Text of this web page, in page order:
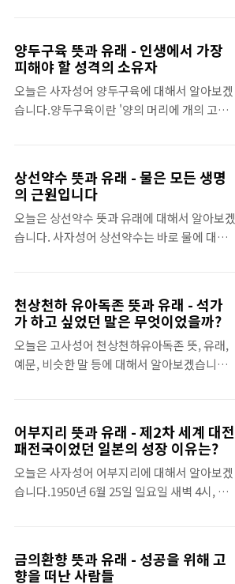
까요? [목차여기] 맹모삼천지교 뜻 맹모삼천지
교 뜻과 한자 풀이를 더욱 자세하게 알고 싶다
면, 네이버 한자사전에서 음, 한자, 단어, 뜻풀
이, 부수 등을 참고할 수 있습니다. 아래 버튼을
눌러 바로 확인하세요. 한자사전 맹모..
생각합니다. 살다보면 주위에 상식적이지 않
은 사람들을 심심치 않게 경험할 수 있습니다.
일반적인 사람이라면 당연하게 생각해야 하는
것들, 또는 당연하게 행동해야 하는 것들을 하
이 상대방의 어깨와 부딪쳤다면 먼저 사과하는
게 상식입니다. 가끔 사람들은 "내가 일부러 부
딪친 것도 아닌데 좀 이해해주면 안돼?" 라며
도리어 이해심이 없다고 화를 내는데 저는 이
런 분들에게 꼭 역지사지를 해보시라고 말하고
양두구육 뜻과 유래 - 인생에서 가장
피해야 할 성격의 소유자
오늘은 사자성어 양두구육에 대해서 알아보겠
습니다.양두구육이란 '양의 머리에 개의 고
을 쓴 늑대'라는 말과 결을 함께 하는 사자성어
입니다. 겉으로는 웃고 있지만 속은 알 수 없는
사람이나 감언이설로 대중에게 선택을 받지만
실속은 전혀 없는 사람을 일컬어 바로 양두구
또한 직장생활과 사업을 하면서 다양한 사람을
만났지만, 이런 타입의 사람이 가장 상대하기
힘들고 뒤끝도 좋지 않았습니다. 차라리 대놓
고 나쁜 사람이라면 피하거나 맞서 싸우기라도
하겠지만, 이런 타입의 사람은 좀체 그 속을..
상선약수 뜻과 유래 - 물은 모든 생명
의 근원입니다
오늘은 상선약수 뜻과 유래에 대해서 알아보겠
습니다. 사자성어 상선약수는 바로 물에 대한
하게 되면 태아는 양수라는 곳에서 자라게 되
는데, 양수(羊水)는 다름 아닌 물로 가득 차 있
으며 태아를 보호하는 역할을 하는 곳입니다.
태아는 엄마가 마련해 준 공간인 양수에서 성
수 뜻과 한자 풀이를 더욱 자세하게 알고 싶다
면, 네이버 한자사전에서 음, 한자, 단어, 뜻풀
이, 부수 등을 참고할 수 있습니다. 아래 버튼을
눌러 바로 확인하세요. 한자사전 상선약수(上
善若水) 자세히 보기 상선약수는 한..
천상천하 유아독존 뜻과 유래 - 석가
가 하고 싶었던 말은 무엇이었을까?
오늘은 고사성어 천상천하유아독존 뜻, 유래,
예문, 비슷한 말 등에 대해서 알아보겠습니다.
석가모니가 태어나서 바로 외쳤다고 전해지는
말입니다. 먼저 천상천하(天上天下)는 '하늘
위와 아래'라는 뜻이고, 유아독존(唯我獨尊)
은 '오직 나 홀로 존귀하다'는 뜻입니다. 하여
에서 가리키는 '나'라는 존재는 석가모니 자신
을 가리키는 것이 아니라 이 땅에 태어난 모든
어부지리 뜻과 유래 - 제2차 세계 대전
패전국이었던 일본의 성장 이유는?
오늘은 사자성어 어부지리에 대해서 알아보겠
습니다.1950년 6월 25일 일요일 새벽 4시, 북
여 불과 3일만에 서울을 점령하게 됩니다.
금의환향 뜻과 유래 - 성공을 위해 고
향을 떠난 사람들